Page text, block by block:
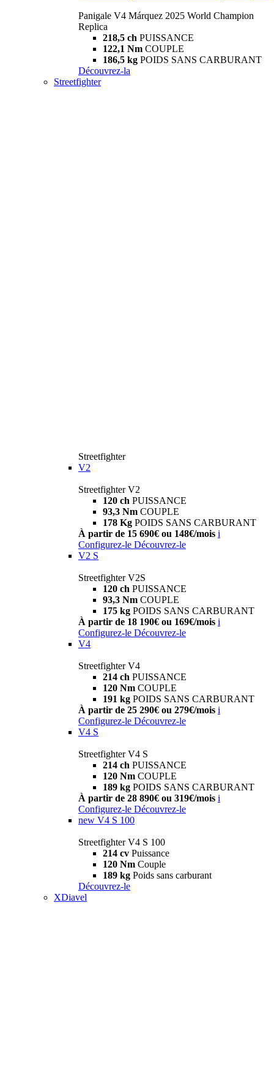
Panigale V4 Márquez 2025 World Champion
Replica
218,5 ch PUISSANCE
122,1 Nm COUPLE
186,5 kg POIDS SANS CARBURANT
Découvrez-la
Streetfighter
Streetfighter
V2
Streetfighter V2
120 ch PUISSANCE
93,3 Nm COUPLE
178 Kg POIDS SANS CARBURANT
À partir de 15 690€ ou 148€/mois i
Configurez-le Découvrez-le
V2 S
Streetfighter V2S
120 ch PUISSANCE
93,3 Nm COUPLE
175 kg POIDS SANS CARBURANT
À partir de 18 190€ ou 169€/mois i
Configurez-le Découvrez-le
V4
Streetfighter V4
214 ch PUISSANCE
120 Nm COUPLE
191 kg POIDS SANS CARBURANT
À partir de 25 290€ ou 279€/mois i
Configurez-le Découvrez-le
V4 S
Streetfighter V4 S
214 ch PUISSANCE
120 Nm COUPLE
189 kg POIDS SANS CARBURANT
À partir de 28 890€ ou 319€/mois i
Configurez-le Découvrez-le
new V4 S 100
Streetfighter V4 S 100
214 cv Puissance
120 Nm Couple
189 kg Poids sans carburant
Découvrez-le
XDiavel